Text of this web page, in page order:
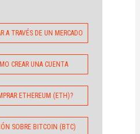
A TRAVÉS DE UN MERCADO
CREAR UNA CUENTA
ETHEREUM (ETH)?
SOBRE BITCOIN (BTC)